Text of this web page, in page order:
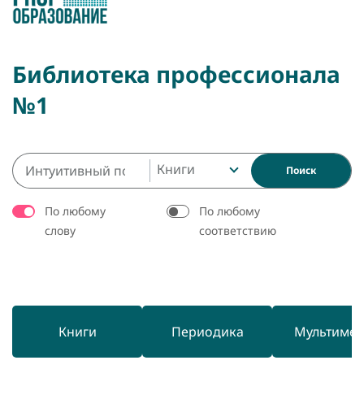
Библиотека профессионала
№1
Книги Поиск
По любому
слову
По любому
соответствию
Книги Периодика